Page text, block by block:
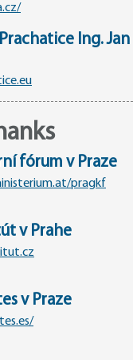
Ing. Jan
fórum v Praze
pragkf
v Prahe
v Praze